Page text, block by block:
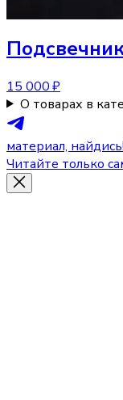
15 000 ₽
О товарах в
материал, найдись!
Читайте только